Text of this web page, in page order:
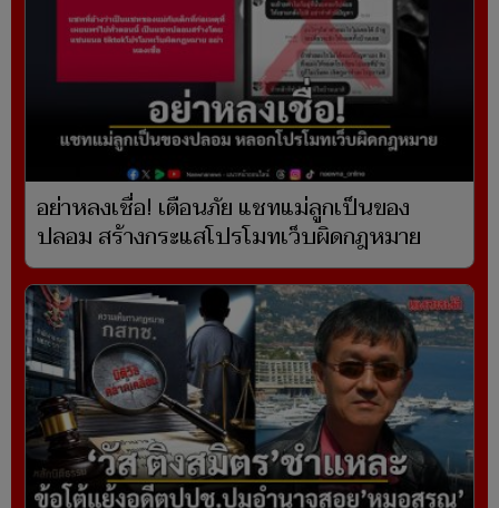
อย่าหลงเชื่อ! เตือนภัย แชทแม่ลูกเป็นของ
ปลอม สร้างกระแสโปรโมทเว็บผิดกฎหมาย